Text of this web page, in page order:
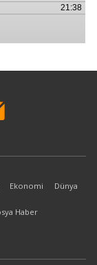
Ekonomi Dünya
Haber